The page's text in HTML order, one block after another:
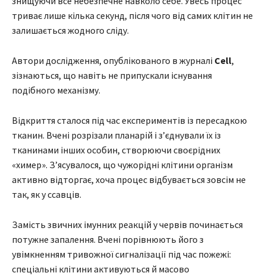
триває лише кілька секунд, після чого від самих клітин не
залишається жодного сліду.
Автори дослідження, опублікованого в журналі Cell,
зізнаються, що навіть не припускали існування
подібного механізму.
Відкриття сталося під час експериментів із пересадкою
тканин. Вчені розрізали планарій і з’єднували їх із
тканинами інших особин, створюючи своєрідних
«химер». З’ясувалося, що чужорідні клітини організм
активно відторгає, хоча процес відбувається зовсім не
так, як у ссавців.
Замість звичних імунних реакцій у червів починається
потужне запалення. Вчені порівнюють його з
увімкненням тривожної сигналізації під час пожежі:
спеціальні клітини активуються й масово